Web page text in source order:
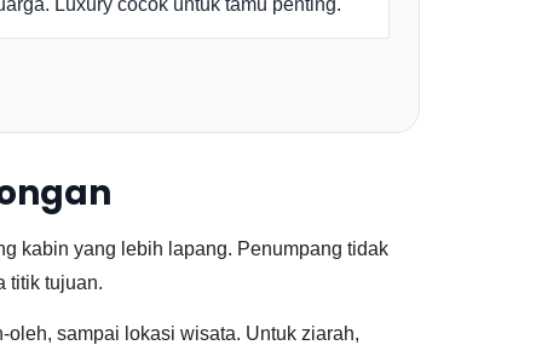
Luxury cocok untuk tamu penting.
kabin yang lebih lapang. Penumpang tidak
titik tujuan.
sampai lokasi wisata. Untuk ziarah,